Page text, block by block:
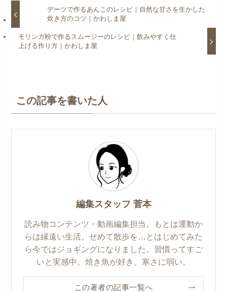
デーツで作るあんこのレシピ｜自然な甘さを生かした
炊き方のコツ｜かわしま屋
モリンガ粉で作るスムージーのレシピ｜飲みやすく仕
上げる作り方｜かわしま屋
この記事を書いた人
編集スタッフ 菅本
読み物コンテンツ・動画編集担当。もとは運動か
らは縁遠い生活。せめて散歩を…とはじめてみた
ら今ではジョギングになりました。習慣ってすご
いと実感中。焼き魚が好き。寒さに弱い。
この著者の記事一覧へ